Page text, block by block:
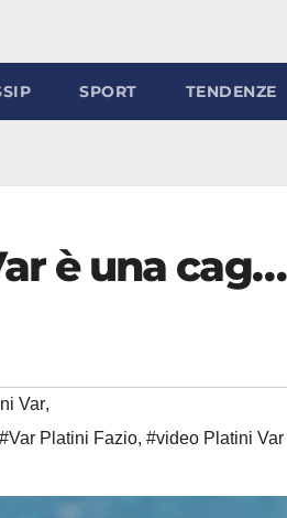
SPORT TENDENZE
è una cag…
Var,
#Var Platini Fazio, #video Platini Var